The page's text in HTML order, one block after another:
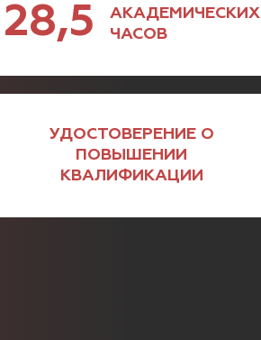
28,5
АКАДЕМИЧЕСКИХ
ЧАСОВ
УДОСТОВЕРЕНИЕ О
ПОВЫШЕНИИ
КВАЛИФИКАЦИИ